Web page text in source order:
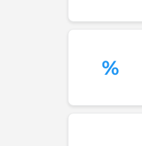
%